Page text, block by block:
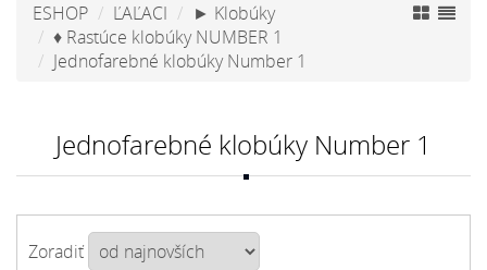
ESHOP ĽAĽACI
► Klobúky
♦ Rastúce klobúky NUMBER 1
Jednofarebné klobúky Number 1
Jednofarebné klobúky Number 1
Zoradiť